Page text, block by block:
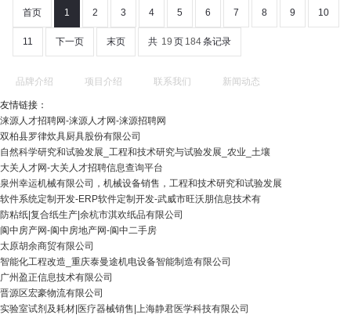
首页 1 2 3 4 5 6 7 8 9 10
11 下一页 末页 共 19 页 184条记录
品牌介绍 项目介绍 联系我们 新闻动态
友情链接：
涞源人才招聘网-涞源人才网-涞源招聘网
双柏县罗律炊具厨具股份有限公司
自然科学研究和试验发展_工程和技术研究与试验发展_农业_土壤
大关人才网-大关人才招聘信息查询平台
泉州幸运机械有限公司，机械设备销售，工程和技术研究和试验发展
软件系统定制开发-ERP软件定制开发-武威市旺沃朋信息技术有
防粘纸|复合纸生产|余杭市淇欢纸品有限公司
阆中房产网-阆中房地产网-阆中二手房
太原胡余商贸有限公司
智能化工程改造_重庆泰曼途机电设备智能制造有限公司
广州盈正信息技术有限公司
晋源区宏豪物流有限公司
实验室试剂及耗材|医疗器械销售|上海静君医学科技有限公司